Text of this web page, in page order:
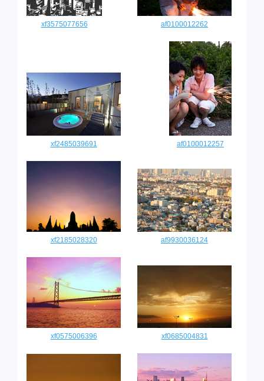
xf3575077656 af0100012262
xf2485039691 af0100012257
xf2185028320 af9930036124
xf0575006396 xf0685004831